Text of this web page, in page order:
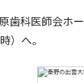
歯科医師会ホ
）へ。